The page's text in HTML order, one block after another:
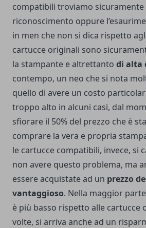
compatibili troviamo sicuramente
riconoscimento oppure
in men che non si dica rispetto
cartucce originali sono
la stampante e altrettanto di alta
contempo, un neo che si nota
quello di avere un costo
troppo alto in alcuni casi, dal
sfiorare il 50% del prezzo che è
comprare la vera e propria
le cartucce compatibili, invece, si
non avere questo problema, ma
essere acquistate ad un prezzo
vantaggioso. Nella maggior
è più basso rispetto alle cartucce
volte, si arriva anche ad un